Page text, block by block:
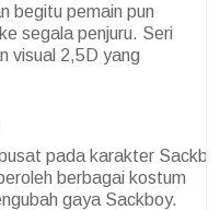
begitu pemain pun
segala penjuru. Seri
visual 2,5D yang
pada karakter
berbagai kostum
gaya Sackboy.